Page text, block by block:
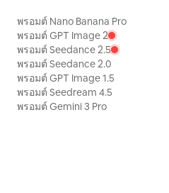
พรอมต์ Nano Banana Pro
พรอมต์ GPT Image 2
พรอมต์ Seedance 2.5
พรอมต์ Seedance 2.0
พรอมต์ GPT Image 1.5
พรอมต์ Seedream 4.5
พรอมต์ Gemini 3 Pro